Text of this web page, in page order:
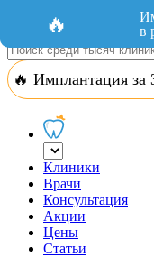
Добавить организацию
🔥 Имплантация за
Клиники
Врачи
Консультация
Акции
Цены
Статьи
🔥
в